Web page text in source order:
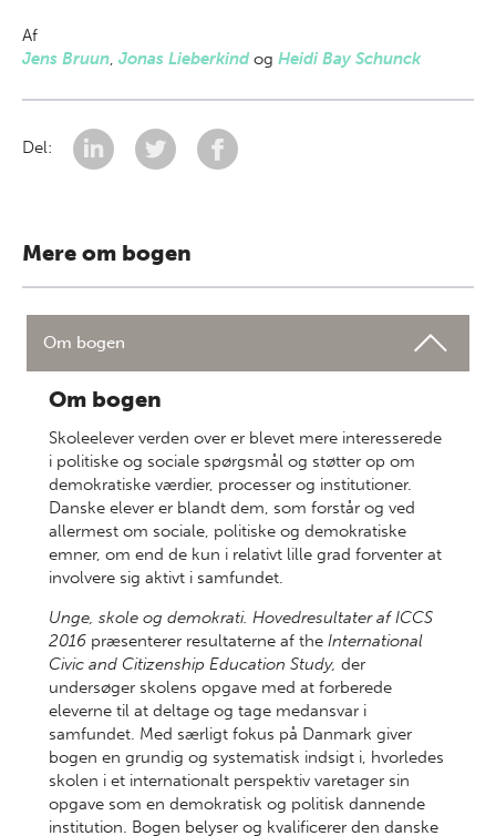
Af
Jens Bruun, Jonas Lieberkindog Heidi Bay Schunck
Del:
Mere om bogen
Om bogen
Om bogen
Skoleelever verden over er blevet mere interesserede
i politiske og sociale spørgsmål og støtter op om
demokratiske værdier, processer og institutioner.
Danske elever er blandt dem, som forstår og ved
allermest om sociale, politiske og demokratiske
emner, om end de kun i relativt lille grad forventer at
involvere sig aktivt i samfundet.
Unge, skole og demokrati. Hovedresultater af ICCS
2016 præsenterer resultaterne af the International
Civic and Citizenship Education Study, der
undersøger skolens opgave med at forberede
eleverne til at deltage og tage medansvar i
samfundet. Med særligt fokus på Danmark giver
bogen en grundig og systematisk indsigt i, hvorledes
skolen i et internationalt perspektiv varetager sin
opgave som en demokratisk og politisk dannende
institution. Bogen belyser og kvalificerer den danske